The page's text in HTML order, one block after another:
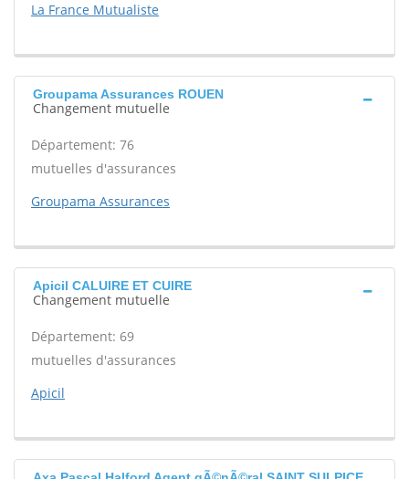
La France Mutualiste
Groupama Assurances ROUEN
Changement mutuelle
Département: 76
mutuelles d'assurances
Groupama Assurances
Apicil CALUIRE ET CUIRE
Changement mutuelle
Département: 69
mutuelles d'assurances
Apicil